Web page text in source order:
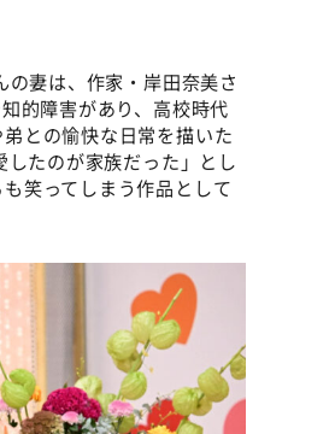
の妻は、作家・岸田奈美さ
的障害があり、高校時代
との愉快な日常を描いた
たのが家族だった」とし
笑ってしまう作品として